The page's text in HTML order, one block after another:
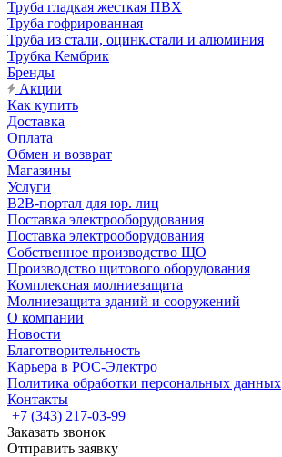
Труба гладкая жесткая ПВХ
Труба гофрированная
Труба из стали, оцинк.стали и алюминия
Трубка Кембрик
Бренды
Акции
Как купить
Доставка
Оплата
Обмен и возврат
Магазины
Услуги
B2B-портал для юр. лиц
Поставка электрооборудования
Поставка электрооборудования
Собственное производство ЩО
Производство щитового оборудования
Комплексная молниезащита
Молниезащита зданий и сооружений
О компании
Новости
Благотворительность
Карьера в РОС-Электро
Политика обработки персональных данных
Контакты
+7 (343) 217-03-99
Заказать звонок
Отправить заявку